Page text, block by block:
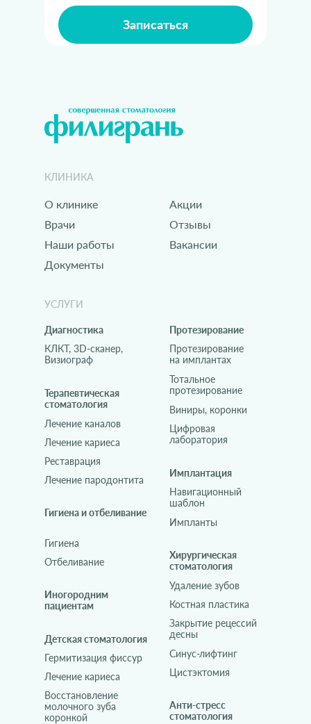
Записаться
Вакансии
Документы
Отзывы
Акции
Наши работы
Врачи
О клинике
КЛИНИКА
Реставрация
Лечение пародонтита
Лечение кариеса
Лечение каналов
Терапевтическая
стоматология
Отбеливание
Гигиена
Гигиена и отбеливание
Иногородним
пациентам
КЛКТ, 3D-сканер,
Визиограф
Диагностика
УСЛУГИ
Восстановление
молочного зуба
коронкой
Лечение кариеса
Гермитизация фиссур
Детская стоматология
Тотальное
протезирование
Виниры, коронки
Цифровая
лаборатория
Протезирование
на имплантах
Протезирование
Импланты
Навигационный
шаблон
Имплантация
Закрытие рецессий
десны
Синус-лифтинг
Цистэктомия
Костная пластика
Удаление зубов
Хирургическая
стоматология
Анти-стресс
стоматология